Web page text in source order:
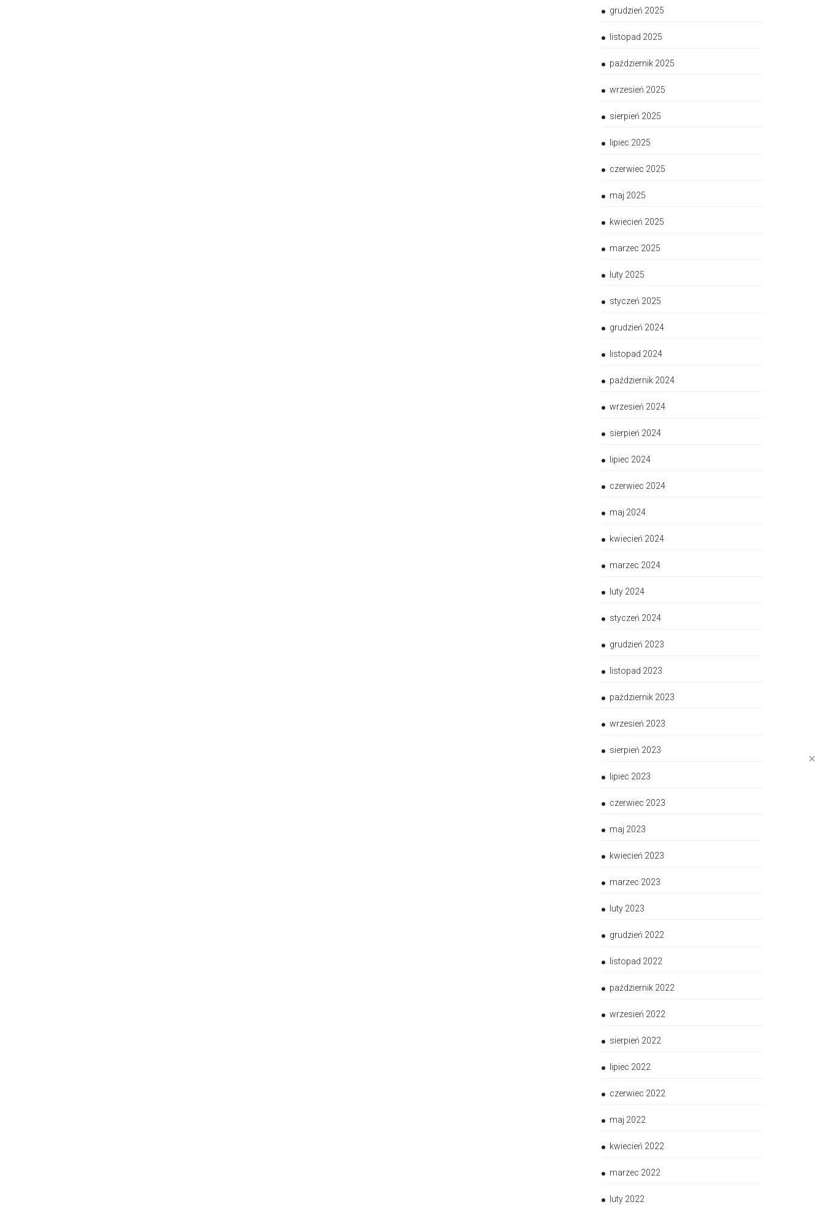
✕
grudzień 2025
listopad 2025
październik 2025
wrzesień 2025
sierpień 2025
lipiec 2025
czerwiec 2025
maj 2025
kwiecień 2025
marzec 2025
luty 2025
styczeń 2025
grudzień 2024
listopad 2024
październik 2024
wrzesień 2024
sierpień 2024
lipiec 2024
czerwiec 2024
maj 2024
kwiecień 2024
marzec 2024
luty 2024
styczeń 2024
grudzień 2023
listopad 2023
październik 2023
wrzesień 2023
sierpień 2023
lipiec 2023
czerwiec 2023
maj 2023
kwiecień 2023
marzec 2023
luty 2023
grudzień 2022
listopad 2022
październik 2022
wrzesień 2022
sierpień 2022
lipiec 2022
czerwiec 2022
maj 2022
kwiecień 2022
marzec 2022
luty 2022